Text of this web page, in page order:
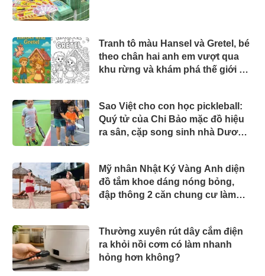
Tranh tô màu Hansel và Gretel, bé
theo chân hai anh em vượt qua
khu rừng và khám phá thế giới cổ
Sao Việt cho con học pickleball:
Quý tử của Chi Bảo mặc đồ hiệu
ra sân, cặp song sinh nhà Dương
Mỹ nhân Nhật Ký Vàng Anh diện
đồ tắm khoe dáng nóng bỏng,
đập thông 2 căn chung cư làm
Thường xuyên rút dây cắm điện
ra khỏi nồi cơm có làm nhanh
hỏng hơn không?